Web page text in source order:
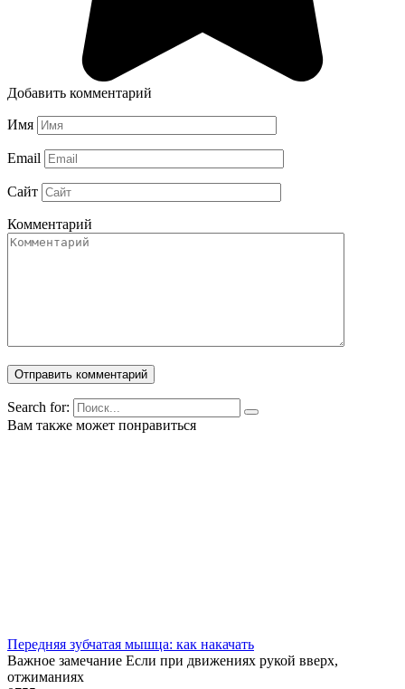
Добавить комментарий
Имя
Email
Сайт
Комментарий
Search for:
Вам также может понравиться
Передняя зубчатая мышца: как накачать
Важное замечание Если при движениях рукой вверх,
отжиманиях